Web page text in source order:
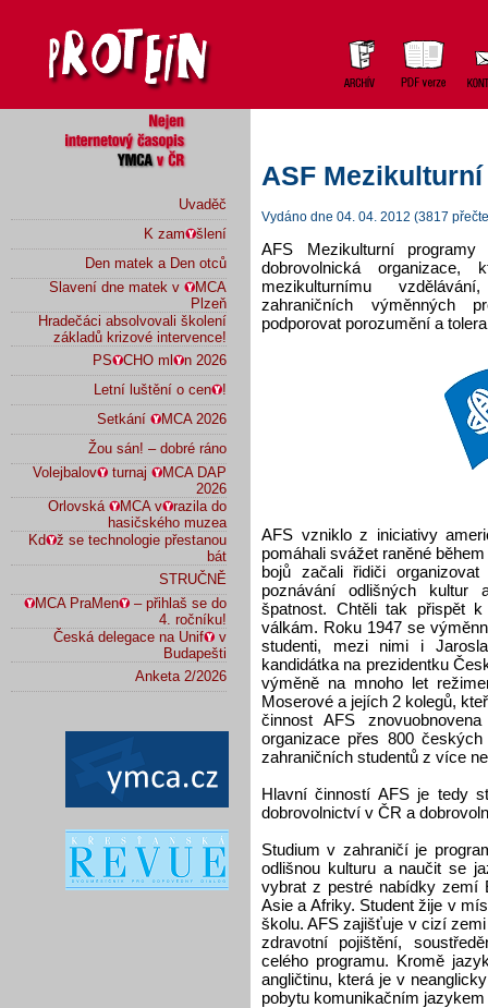
Uvaděč
K zam
šlení
Den matek a Den otců
Slavení dne matek v
MCA
Plzeň
Hradečáci absolvovali školení
základů krizové intervence!
PS
CHO ml
n 2026
Letní luštění o cen
!
Setkání
MCA 2026
Žou sán! – dobré ráno
Volejbalov
turnaj
MCA DAP
2026
Orlovská
MCA v
razila do
hasičského muzea
Kd
ž se technologie přestanou
bát
STRUČNĚ
MCA PraMen
– přihlaš se do
4. ročníku!
Česká delegace na Unif
v
Budapešti
Anketa 2/2026
ASF
Vydáno dne 04. 04. 2012 (3817
AFS Mezikulturní
dobrovolnická
mezikulturnímu
zahraničních výměnných
podporovat porozumění a
AFS vzniklo z iniciativy
pomáhali svážet raněné
bojů začali řidiči
poznávání odlišných kultur
špatnost. Chtěli tak přispět
válkám. Roku 1947 se
studenti, mezi nimi i
kandidátka na prezidentku
výměně na mnoho let
Moserové a jejích 2 kolegů,
činnost AFS
organizace přes 800
zahraničních studentů z více
Hlavní činností AFS je tedy
dobrovolnictví v ČR a
Studium v zahraničí je
odlišnou kulturu a naučit se
vybrat z pestré nabídky zemí
Asie a Afriky. Student žije v
školu. AFS zajišťuje v cizí
zdravotní pojištění,
celého programu. Kromě
angličtinu, která je v
pobytu komunikačním